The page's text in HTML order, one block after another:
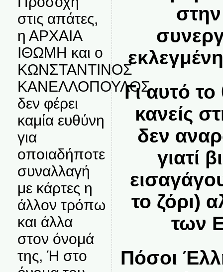
στις απάτες,
η ΑΡΧΑΙΑ
ΙΘΩΜΗ και ο
ΚΩΝΣΤΑΝΤΙΝΟΣ
ΚΑΝΕΛΛΟΠΟΥΛΟΣ
δεν φέρει
καμία ευθύνη
για
οποιαδήποτε
συναλλαγή
με κάρτες η
άλλον τρόπω
και άλλα
στον όνομά
της, Ή στο
Γι αυτό το
κανείς
δεν
γιατί
το ζόρι)
των
Πόσοι